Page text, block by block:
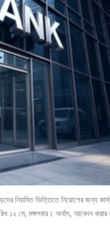
নিয়মিত ভিত্তিতে নিয়োগের জন্য
মে, মঙ্গলবার। অর্থাৎ, আবেদন করার